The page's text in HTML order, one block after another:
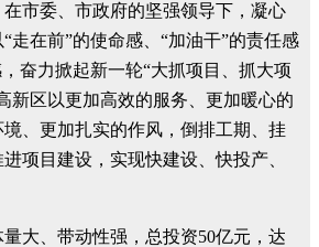
市委、市政府的坚强领导下，凝心
走在前”的使命感、“加油干”的责任感
奋力掀起新一轮“大抓项目、抓大项
新区以更加高效的服务、更加暖心的
、更加扎实的作风，倒排工期、挂
项目建设，实现快建设、快投产、
大、带动性强，总投资50亿元，达